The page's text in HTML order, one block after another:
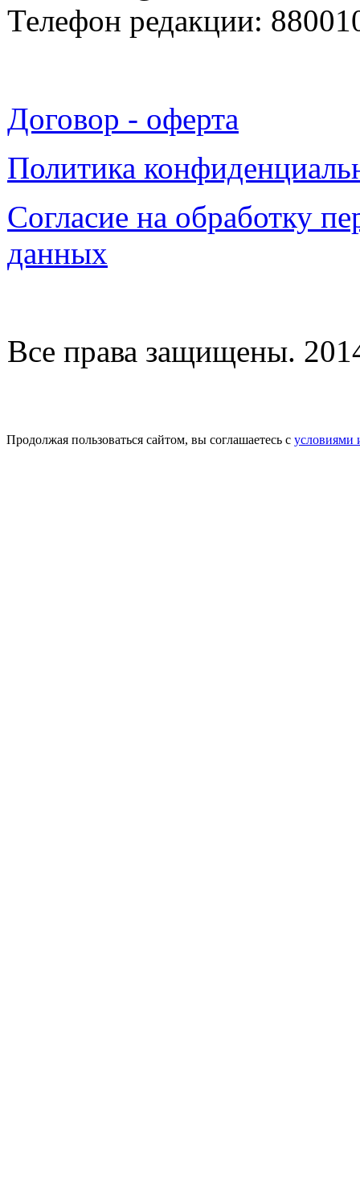
Телефон редакции:
Договор - оферта
Политика
Согласие на обработку
данных
Все права защищены.
Продолжая пользоваться сайтом, вы соглашаетесь с условиями